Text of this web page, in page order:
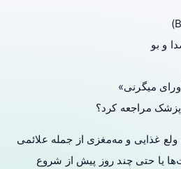
میگرنی»
پزشک مراجعه کرد؟
غذایی و مه‌مغزی از جمله علائمی
یا حتی چند روز پیش از شروع